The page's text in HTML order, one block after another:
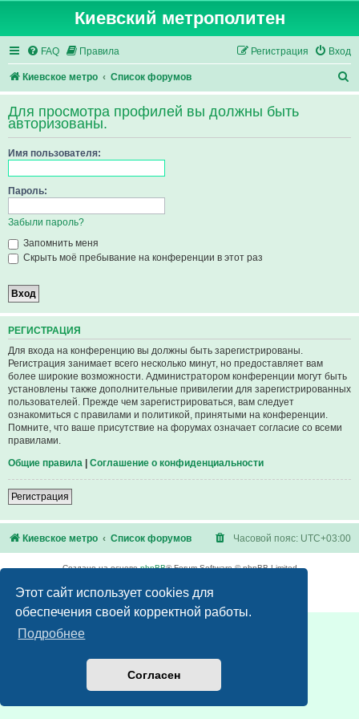
Этот сайт использует cookies для
обеспечения своей корректной работы.
Подробнее
Согласен
Киевский метрополитен
FAQ Правила Вход
Регистрация
Киевское метро Список форумов
о
с
Для просмотра профилей вы должны быть
авторизованы.
Имя пользователя:
Пароль:
Забыли пароль?
Запомнить меня
Скрыть моё пребывание на конференции в этот раз
РЕГИСТРАЦИЯ
Для входа на конференцию вы должны быть зарегистрированы.
Регистрация занимает всего несколько минут, но предоставляет вам
более широкие возможности. Администратором конференции могут быть
установлены также дополнительные привилегии для зарегистрированных
пользователей. Прежде чем зарегистрироваться, вам следует
ознакомиться с правилами и политикой, принятыми на конференции.
Помните, что ваше присутствие на форумах означает согласие со всеми
правилами.
Общие правила Соглашение о конфиденциальности
Регистрация
Киевское метро Список форумов Часовой пояс: UTC+03:00
Создано на основеphpBB® Forum Software © phpBB Limited
Конфиденциальность|Правила